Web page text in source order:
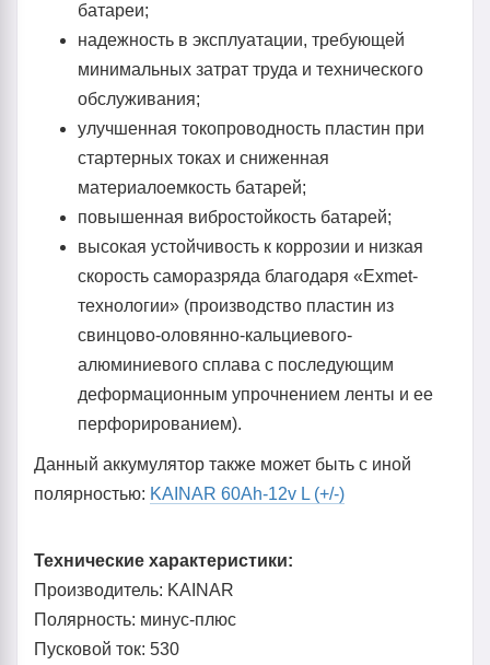
батареи;
надежность в эксплуатации, требующей
минимальных затрат труда и технического
обслуживания;
улучшенная токопроводность пластин при
стартерных токах и сниженная
материалоемкость батарей;
повышенная вибростойкость батарей;
высокая устойчивость к коррозии и низкая
скорость саморазряда благодаря «Exmet-
технологии» (производство пластин из
свинцово-оловянно-кальциевого-
алюминиевого сплава с последующим
деформационным упрочнением ленты и ее
перфорированием).
Данный аккумулятор также может быть с иной
полярностью: KAINAR 60Ah-12v L (+/-)
Технические характеристики:
Производитель: KAINAR
Полярность: минус-плюс
Пусковой ток: 530